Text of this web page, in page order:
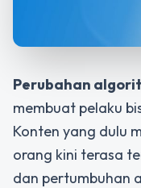
Perubahan
membuat pelaku
Konten yang dulu
orang kini terasa
dan pertumbuhan